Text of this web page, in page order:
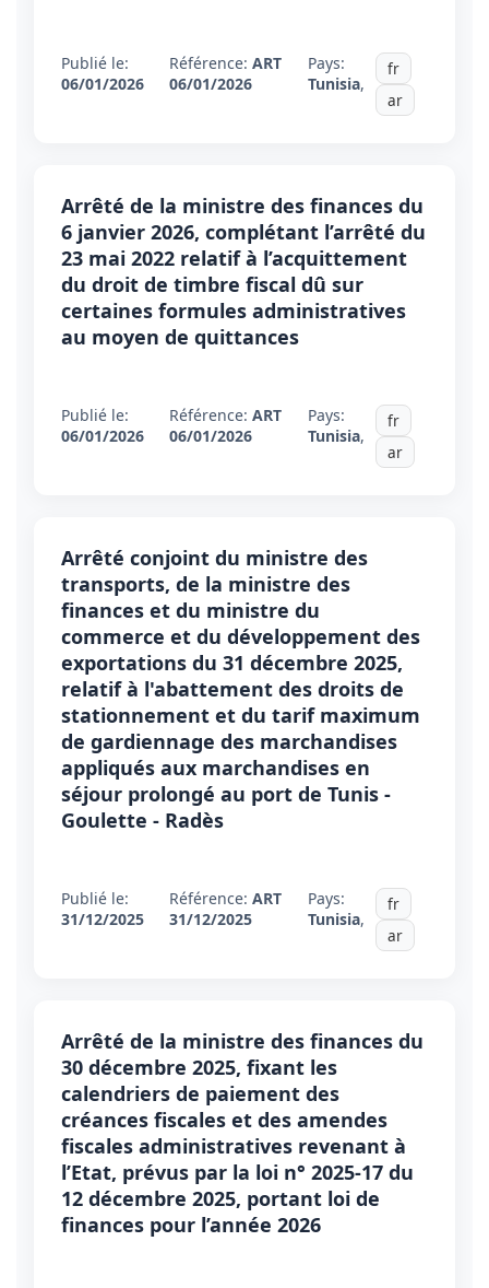
Publié le:
06/01/2026
Référence: ART
06/01/2026
Pays:
Tunisia,
fr
ar
Arrêté de la ministre des finances du
6 janvier 2026, complétant l’arrêté du
23 mai 2022 relatif à l’acquittement
du droit de timbre fiscal dû sur
certaines formules administratives
au moyen de quittances
Publié le:
06/01/2026
Référence: ART
06/01/2026
Pays:
Tunisia,
fr
ar
Arrêté conjoint du ministre des
transports, de la ministre des
finances et du ministre du
commerce et du développement des
exportations du 31 décembre 2025,
relatif à l'abattement des droits de
stationnement et du tarif maximum
de gardiennage des marchandises
appliqués aux marchandises en
séjour prolongé au port de Tunis -
Goulette - Radès
Publié le:
31/12/2025
Référence: ART
31/12/2025
Pays:
Tunisia,
fr
ar
Arrêté de la ministre des finances du
30 décembre 2025, fixant les
calendriers de paiement des
créances fiscales et des amendes
fiscales administratives revenant à
l’Etat, prévus par la loi n° 2025-17 du
12 décembre 2025, portant loi de
finances pour l’année 2026